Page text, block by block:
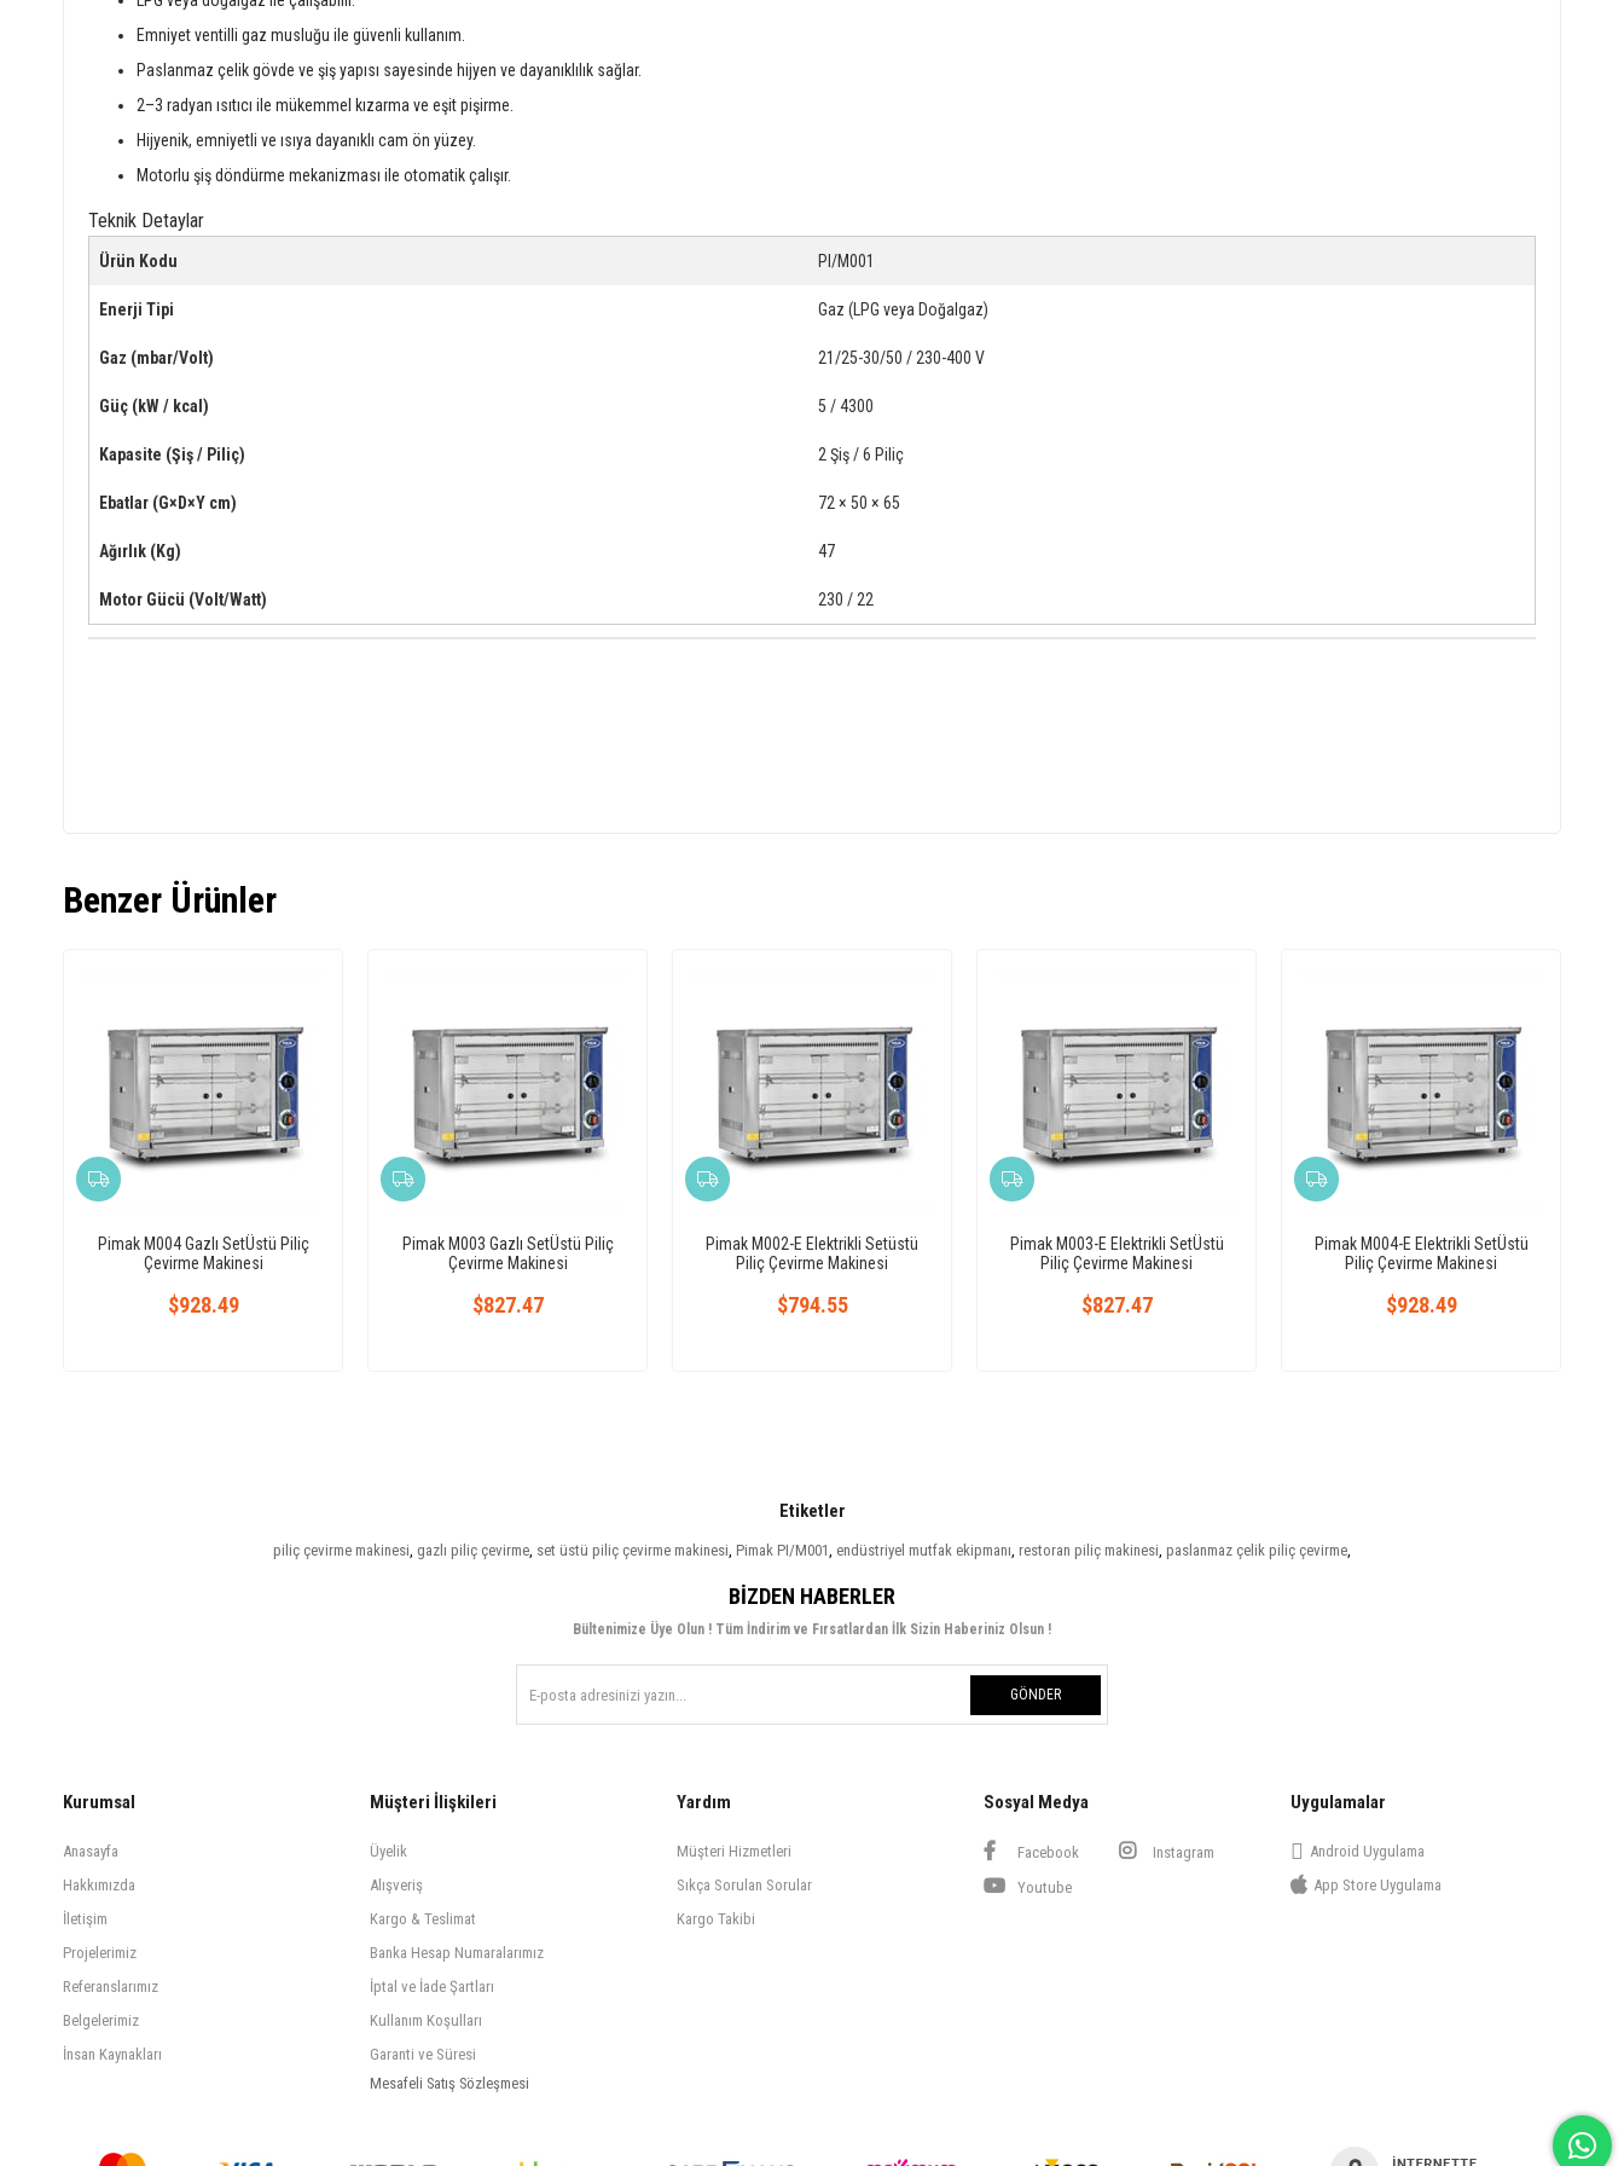
Emniyet ventilli gaz musluğu ile güvenli kullanım.
Paslanmaz çelik gövde ve şiş yapısı sayesinde hijyen ve dayanıklılık sağlar.
2–3 radyan ısıtıcı ile mükemmel kızarma ve eşit pişirme.
Hijyenik, emniyetli ve ısıya dayanıklı cam ön yüzey.
Motorlu şiş döndürme mekanizması ile otomatik çalışır.
Teknik Detaylar
Ürün Kodu PI/M001
Enerji Tipi Gaz (LPG veya Doğalgaz)
Gaz (mbar/Volt) 21/25-30/50 / 230-400 V
Güç (kW / kcal) 5 / 4300
Kapasite (Şiş / Piliç) 2 Şiş / 6 Piliç
Ebatlar (G×D×Y cm) 72 × 50 × 65
Ağırlık (Kg) 47
Motor Gücü (Volt/Watt) 230 / 22
Benzer Ürünler
Pimak M004 Gazlı SetÜstü Piliç
Çevirme Makinesi
$928.49
Pimak M003 Gazlı SetÜstü Piliç
Çevirme Makinesi
$827.47
Pimak M002-E Elektrikli Setüstü
Piliç Çevirme Makinesi
$794.55
Pimak M003-E Elektrikli SetÜstü
Piliç Çevirme Makinesi
$827.47
Pimak M004-E Elektrikli SetÜstü
Piliç Çevirme Makinesi
$928.49
Etiketler
piliç çevirme makinesi, gazlı piliç çevirme, set üstü piliç çevirme makinesi, Pimak PI/M001, endüstriyel mutfak ekipmanı, restoran piliç makinesi, paslanmaz çelik piliç çevirme,
BIZDEN HABERLER
Bültenimize Üye Olun ! Tüm İndirim ve Fırsatlardan İlk Sizin Haberiniz Olsun !
GÖNDER
Kurumsal
Anasayfa
Hakkımızda
İletişim
Projelerimiz
Referanslarımız
Belgelerimiz
İnsan Kaynakları
Müşteri İlişkileri
Üyelik
Alışveriş
Kargo & Teslimat
Banka Hesap Numaralarımız
İptal ve İade Şartları
Kullanım Koşulları
Garanti ve Süresi
Mesafeli Satış Sözleşmesi
Yardım
Müşteri Hizmetleri
Sıkça Sorulan Sorular
Kargo Takibi
Sosyal Medya
Facebook
Instagram
Youtube
Uygulamalar
Android Uygulama
App Store Uygulama